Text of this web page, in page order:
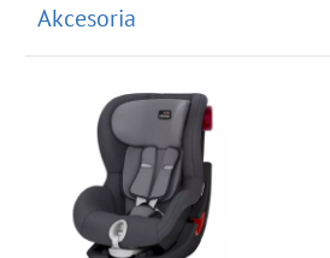
Akcesoria